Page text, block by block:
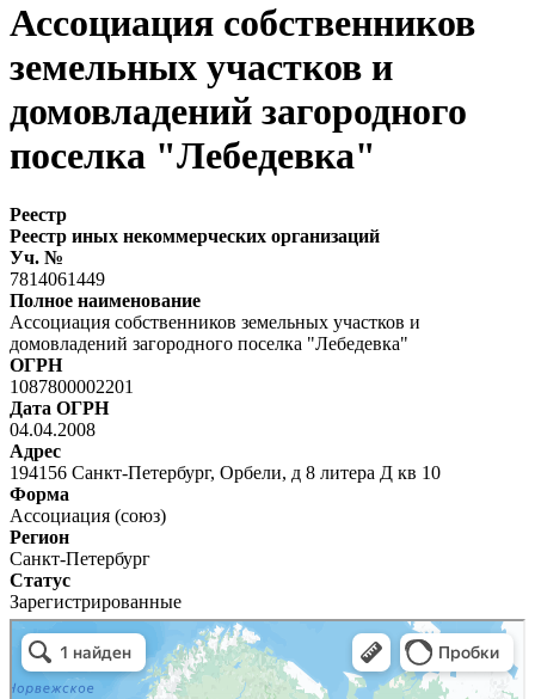
Ассоциация собственников
земельных участков и
домовладений загородного
поселка "Лебедевка"
Реестр
Реестр иных некоммерческих организаций
Уч. №
7814061449
Полное наименование
Ассоциация собственников земельных участков и
домовладений загородного поселка "Лебедевка"
ОГРН
1087800002201
Дата ОГРН
04.04.2008
Адрес
194156 Санкт-Петербург, Орбели, д 8 литера Д кв 10
Форма
Ассоциация (союз)
Регион
Санкт-Петербург
Статус
Зарегистрированные